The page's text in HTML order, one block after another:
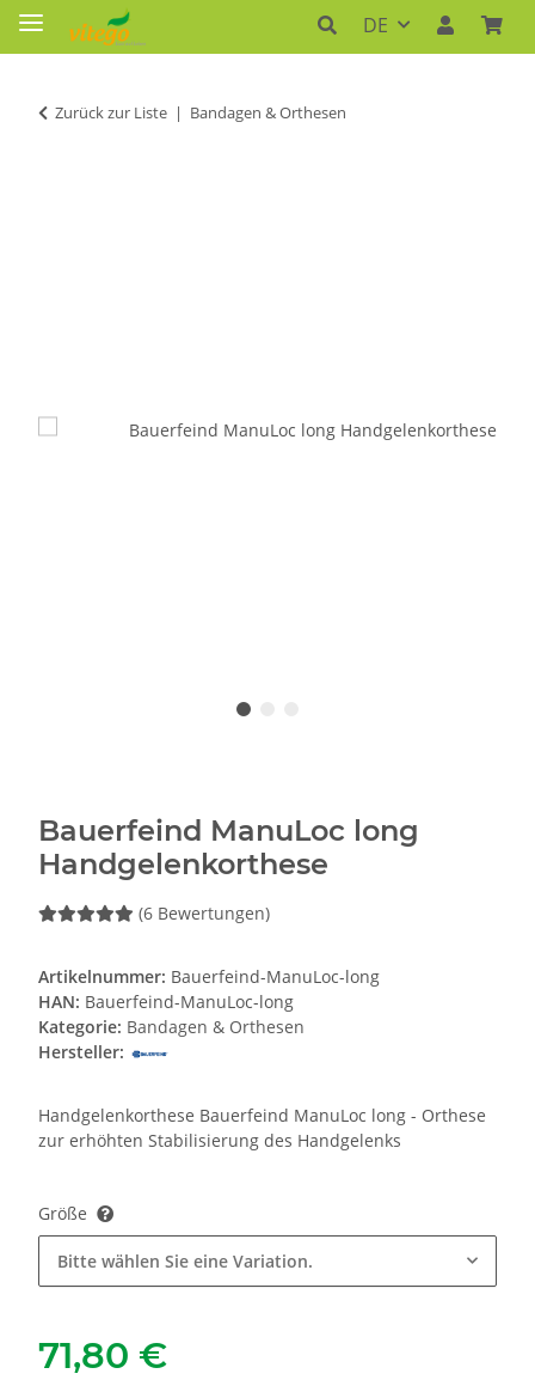
DE
Zurück zur Liste Bandagen & Orthesen
Bauerfeind ManuLoc long
Handgelenkorthese
(6 Bewertungen)
Artikelnummer: Bauerfeind-ManuLoc-long
HAN: Bauerfeind-ManuLoc-long
Kategorie: Bandagen & Orthesen
Hersteller:
Handgelenkorthese Bauerfeind ManuLoc long - Orthese
zur erhöhten Stabilisierung des Handgelenks
Größe
Bitte wählen Sie eine Variation.
71,80 €